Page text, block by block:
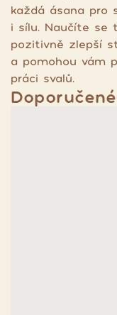
každá ásana pro
i sílu. Naučíte se
pozitivně zlepší
a pomohou vám
práci svalů.